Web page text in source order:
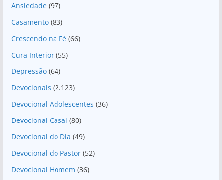
Ansiedade(97)
Casamento(83)
Crescendo na Fé(66)
Cura Interior(55)
Depressão(64)
Devocionais (2.123)
Devocional Adolescentes (36)
Devocional Casal (80)
Devocional do Dia (49)
Devocional do Pastor(52)
Devocional Homem (36)